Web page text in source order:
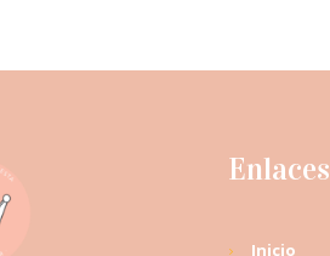
Enlaces
Inicio